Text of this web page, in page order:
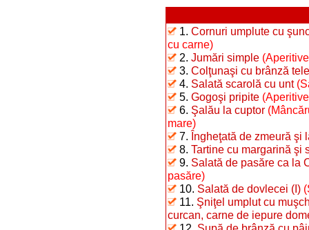
1. Cornuri umplute cu
cu carne)
2. Jumări simple
3. Colţunaşi cu brânză
4. Salată scarolă cu unt
5. Gogoşi pripite
6. Şalău la cuptor
mare)
7. Îngheţată de zmeură şi
8. Tartine cu margarină şi
9. Salată de pasăre ca la
pasăre)
10. Salată de dovlecei (I)
11. Şniţel umplut cu
curcan, carne de iepure